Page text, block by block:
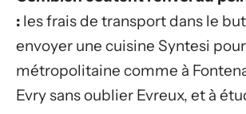
: les frais de transport dans le
envoyer une cuisine Syntesi
métropolitaine comme à
Evry sans oublier Evreux, et à